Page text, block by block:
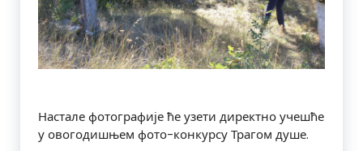
Настале фотографије ће узети директно учешће
у овогодишњем фото-конкурсу Трагом душе.